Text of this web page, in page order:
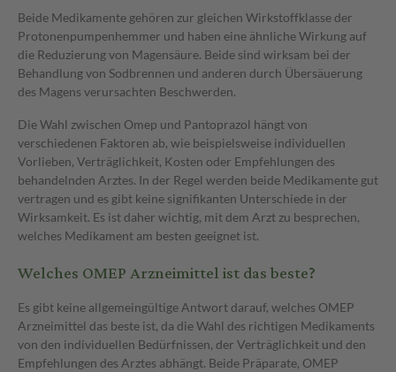
Beide Medikamente gehören zur gleichen Wirkstoffklasse der
Protonenpumpenhemmer und haben eine ähnliche Wirkung auf
die Reduzierung von Magensäure. Beide sind wirksam bei der
Behandlung von Sodbrennen und anderen durch Übersäuerung
des Magens verursachten Beschwerden.
Die Wahl zwischen Omep und Pantoprazol hängt von
verschiedenen Faktoren ab, wie beispielsweise individuellen
Vorlieben, Verträglichkeit, Kosten oder Empfehlungen des
behandelnden Arztes. In der Regel werden beide Medikamente gut
vertragen und es gibt keine signifikanten Unterschiede in der
Wirksamkeit. Es ist daher wichtig, mit dem Arzt zu besprechen,
welches Medikament am besten geeignet ist.
Welches OMEP Arzneimittel ist das beste?
Es gibt keine allgemeingültige Antwort darauf, welches OMEP
Arzneimittel das beste ist, da die Wahl des richtigen Medikaments
von den individuellen Bedürfnissen, der Verträglichkeit und den
Empfehlungen des Arztes abhängt. Beide Präparate, OMEP